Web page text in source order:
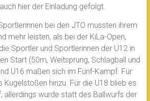
hier der Einladung gefolgt.
bei den JTO mussten ihrem
mehr leisten, als bei der KiLa-Open,
Sportler und Sportlerinnen der U12 in
Start (50m, Weitsprung, Schlagball und
U16 maßen sich im Fünf-Kampf. Für
Kugelstoßen hinzu. Für die U18 blieb es
allerdings wurde statt des Ballwurfs der